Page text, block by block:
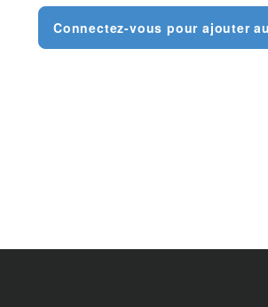
Connectez-vous pour ajouter